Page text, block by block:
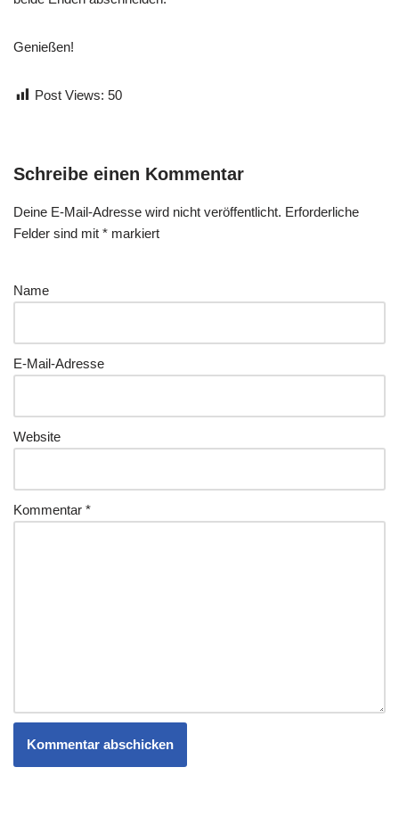
Genießen!
Post Views: 50
Schreibe einen Kommentar
Deine E-Mail-Adresse wird nicht veröffentlicht. Erforderliche
Felder sind mit * markiert
Name
E-Mail-Adresse
Website
Kommentar *